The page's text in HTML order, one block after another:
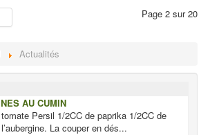
Page 2 sur 20
Actualités
AU CUMIN
Persil 1/2CC de paprika 1/2CC de
La couper en dés...